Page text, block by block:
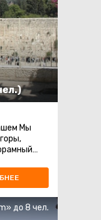
Мы
до 8 чел.